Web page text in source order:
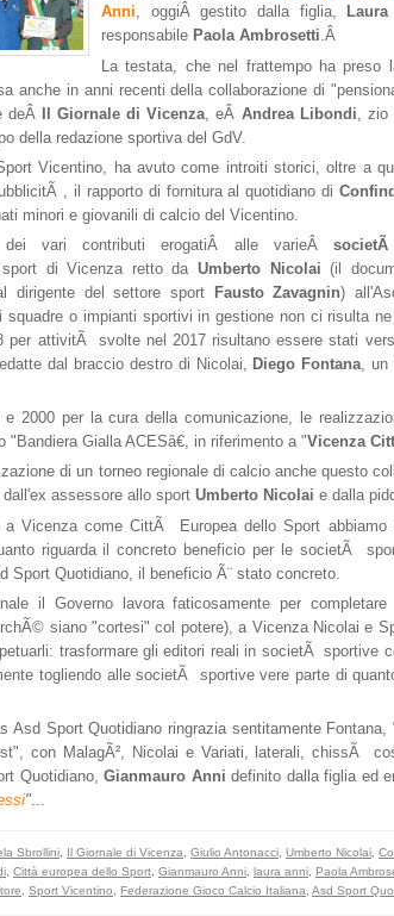
Anni, oggiÂ gestito dalla figlia,
responsabile Paola Ambrosetti.Â
La testata, che nel frattempo ha preso
anche in anni recenti della collaborazione di
deÂ Il Giornale di Vicenza , eÂ Andrea Libondi ,
della redazione sportiva del GdV.
Vicentino, ha avuto come introiti storici, oltre a
, il rapporto di fornitura al quotidiano di
minori e giovanili di calcio del Vicentino.
vari contributi erogatiÂ alle varieÂ
sport di Vicenza retto daUmberto Nicolai (il
dirigente del settore sport
Fausto Zavagnin)
squadre o impianti sportivi in gestione non ci risulta
per attivitÃ svolte nel 2017 risultano essere stati
dal braccio destro di Nicolai, Diego Fontana, un
2000 per la cura della comunicazione, le
"Bandiera Gialla ACESâ€, in riferimento a "Vicenza
di un torneo regionale di calcio anche questo
assessore allo sport Umberto Nicolai e dalla
a Vicenza come CittÃ Europea dello Sport
riguarda il concreto beneficio per le societÃ
Sport Quotidiano, il beneficio Ã¨ stato concreto.
il Governo lavora faticosamente per
siano "cortesi" col potere), a Vicenza Nicolai e
trasformare gli editori reali in societÃ sportive
togliendo alle societÃ sportive vere parte di
Asd Sport Quotidiano ringrazia sentitamente
con MalagÃ², Nicolai e Variati, laterali, chissÃ
Quotidiano,Gianmauro Annidefinito dalla figlia ed
"
Sbrollini Il Giornale di Vicenza Giulio Antonacci Umberto Nicolai
Città europea dello Sport Gianmauro Anni laura anni Paola
Sport Vicentino Federazione Gioco Calcio Italiana Asd Sport